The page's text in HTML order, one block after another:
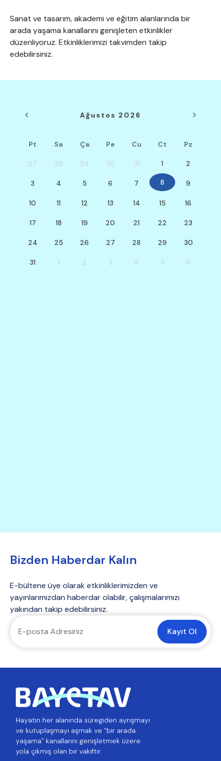
Sanat ve tasarım, akademi ve eğitim alanlarında bir
arada yaşama kanallarını genişleten etkinlikler
düzenliyoruz. Etkinliklerimizi takvimden takip
edebilirsiniz.
Ağustos 2026
Pt Sa Ça Pe Cu Ct Pz
27 28 29 30 31 1 2
3 4 5 6 7 8 9
10 11 12 13 14 15 16
17 18 19 20 21 22 23
24 25 26 27 28 29 30
31 1 2 3 4 5 6
Bizden Haberdar Kalın
E-bültene üye olarak etkinliklerimizden ve
yayınlarımızdan haberdar olabilir, çalışmalarımızı
yakından takip edebilirsiniz.
Kayıt Ol
Hayatın her alanında süregiden ayrışmayı
ve kutuplaşmayı aşmak ve “bir arada
yaşama” kanallarını genişletmek üzere
yola çıkmış olan bir vakıftır.